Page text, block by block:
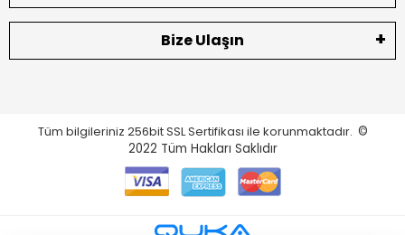
Bize Ulaşın
Tüm bilgileriniz 256bit SSL Sertifikası ile korunmaktadır. ©
2022 Tüm Hakları Saklıdır